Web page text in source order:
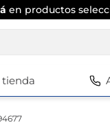
en productos